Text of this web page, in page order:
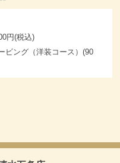
円(税込)
ビング（洋装コース）(90